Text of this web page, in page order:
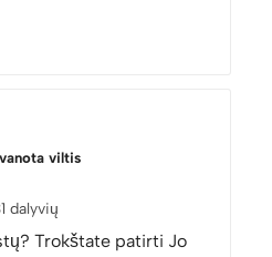
viltis
dalyvių
Trokštate patirti Jo